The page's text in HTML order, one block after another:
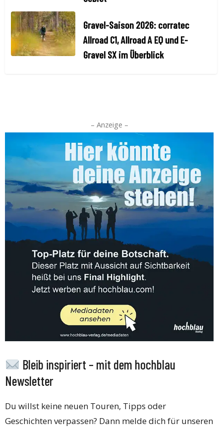
Gravel-Saison 2026: corratec
Allroad C1, Allroad A EQ und E-
Gravel SX im Überblick
– Anzeige –
Bleib inspiriert – mit dem hochblau
Newsletter
Du willst keine neuen Touren, Tipps oder
Geschichten verpassen? Dann melde dich für unseren